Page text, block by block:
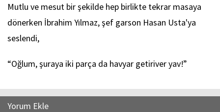
Mutlu ve mesut bir şekilde hep birlikte tekrar masaya
dönerken İbrahim Yılmaz, şef garson Hasan Usta'ya
seslendi,
“Oğlum, şuraya iki parça da havyar getiriver yav!”
Yorum Ekle